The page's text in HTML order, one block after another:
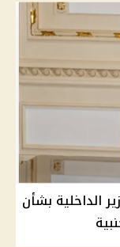
الداخلية بشأن